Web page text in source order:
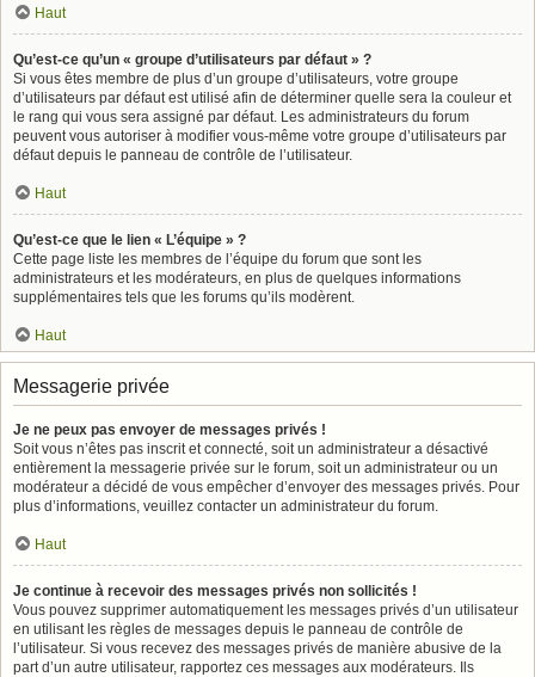
Haut
Qu’est-ce qu’un « groupe d’utilisateurs par défaut » ?
Si vous êtes membre de plus d’un groupe d’utilisateurs, votre groupe
d’utilisateurs par défaut est utilisé afin de déterminer quelle sera la couleur et
le rang qui vous sera assigné par défaut. Les administrateurs du forum
peuvent vous autoriser à modifier vous-même votre groupe d’utilisateurs par
défaut depuis le panneau de contrôle de l’utilisateur.
Haut
Qu’est-ce que le lien « L’équipe » ?
Cette page liste les membres de l’équipe du forum que sont les
administrateurs et les modérateurs, en plus de quelques informations
supplémentaires tels que les forums qu’ils modèrent.
Haut
Messagerie privée
Je ne peux pas envoyer de messages privés !
Soit vous n’êtes pas inscrit et connecté, soit un administrateur a désactivé
entièrement la messagerie privée sur le forum, soit un administrateur ou un
modérateur a décidé de vous empêcher d’envoyer des messages privés. Pour
plus d’informations, veuillez contacter un administrateur du forum.
Haut
Je continue à recevoir des messages privés non sollicités !
Vous pouvez supprimer automatiquement les messages privés d’un utilisateur
en utilisant les règles de messages depuis le panneau de contrôle de
l’utilisateur. Si vous recevez des messages privés de manière abusive de la
part d’un autre utilisateur, rapportez ces messages aux modérateurs. Ils